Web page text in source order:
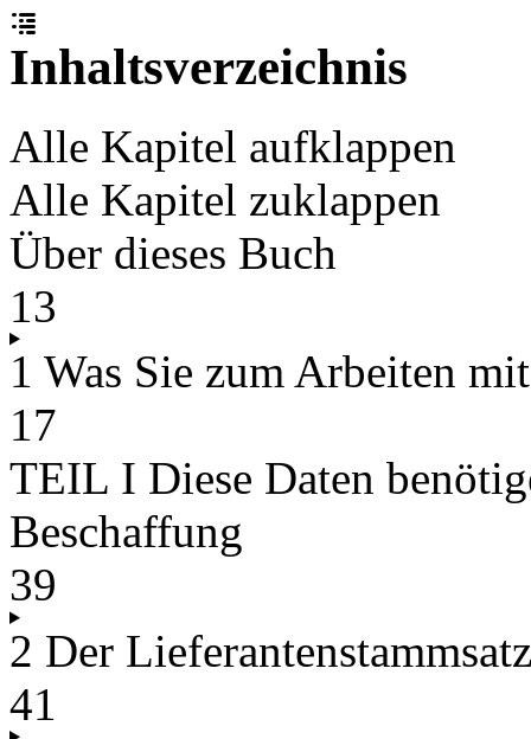
Inhaltsverzeichnis
Alle Kapitel aufklappen
Alle Kapitel zuklappen
Über dieses Buch
13
1 Was Sie zum Arbeiten
17
TEIL I Diese Daten
Beschaffung
39
2 Der Lieferantenstammsatz
41